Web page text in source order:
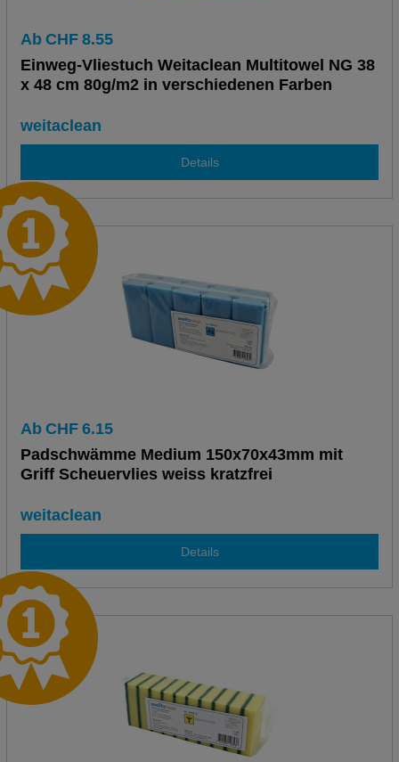
Ab CHF 8.55
Einweg-Vliestuch Weitaclean Multitowel NG 38
x 48 cm 80g/m2 in verschiedenen Farben
weitaclean
Details
Ab CHF 6.15
Padschwämme Medium 150x70x43mm mit
Griff Scheuervlies weiss kratzfrei
weitaclean
Details